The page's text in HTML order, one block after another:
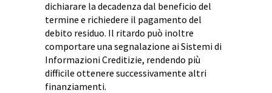
dichiarare la decadenza dal beneficio del
termine e richiedere il pagamento del
debito residuo. Il ritardo può inoltre
comportare una segnalazione ai Sistemi di
Informazioni Creditizie, rendendo più
difficile ottenere successivamente altri
finanziamenti.